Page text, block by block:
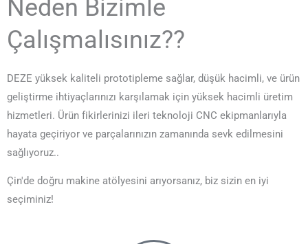
Neden Bizimle
Çalışmalısınız??
DEZE yüksek kaliteli prototipleme sağlar, düşük hacimli, ve ürün
geliştirme ihtiyaçlarınızı karşılamak için yüksek hacimli üretim
hizmetleri. Ürün fikirlerinizi ileri teknoloji CNC ekipmanlarıyla
hayata geçiriyor ve parçalarınızın zamanında sevk edilmesini
sağlıyoruz..
Çin'de doğru makine atölyesini arıyorsanız, biz sizin en iyi
seçiminiz!